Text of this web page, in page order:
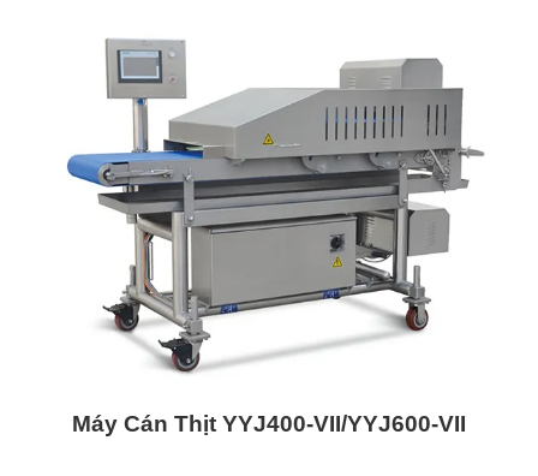
Máy Cán Thịt YYJ400-VII/YYJ600-VII